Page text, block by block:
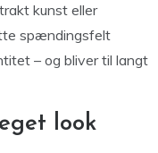
kunst eller
spændingsfelt
– og bliver til langt
look